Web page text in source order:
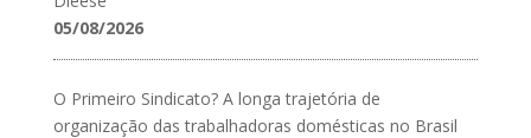
05/08/2026
O Primeiro Sindicato? A longa trajetória de
organização das trabalhadoras domésticas no Brasil